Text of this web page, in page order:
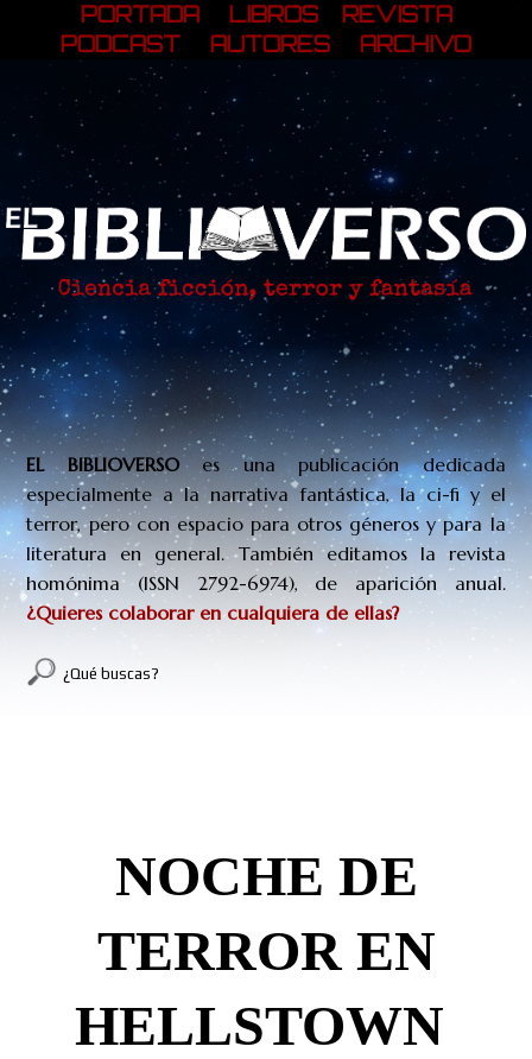
PORTADA LIBROS
REVISTA
PODCAST
AUTORES ARCHIVO
EL BIBLIOVERSO es una publicacióndedicada
especialmente a la narrativa fantástica, la ci-fi y el
terror, pero con espacio para otros géneros y para la
literatura en general. También editamos la revista
homónima (ISSN 2792-6974), de aparición anual.
¿Quieres colaborar en cualquiera de ellas?
¿Qué buscas?
NOCHE DE
TERROR EN
HELLSTOWN